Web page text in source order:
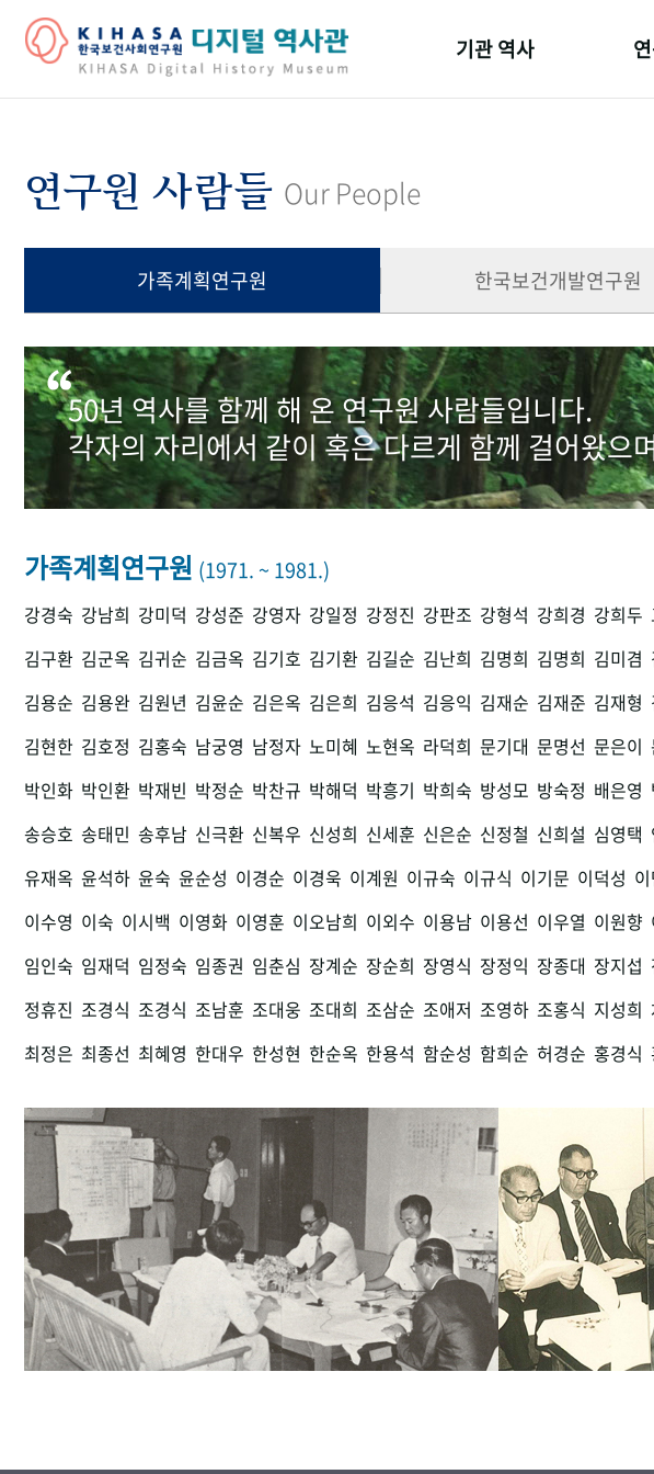
기관 역사
연구원 사람들 Our People
가족계획연구원 한국보건개발연구원
50년 역사를 함께 해 온 연구원 사람들입니다.
각자의 자리에서 같이 혹은 다르게 함께 걸어왔으
가족계획연구원 (1971. ~ 1981.)
강경숙 강남희 강미덕 강성준 강영자 강일정 강정진 강판조 강형석 강희경 강희두
김구환 김군옥 김귀순 김금옥 김기호 김기환 김길순 김난희 김명희 김명희 김미겸
김용순 김용완 김원년 김윤순 김은옥 김은희 김응석 김응익 김재순 김재준 김재형
김현한 김호정 김홍숙 남궁영 남정자 노미혜 노현옥 라덕희 문기대 문명선 문은이
박인화 박인환 박재빈 박정순 박찬규 박해덕 박흥기 박희숙 방성모 방숙정 배은영
송승호 송태민 송후남 신극환 신복우 신성희 신세훈 신은순 신정철 신희설 심영택
유재옥 윤석하 윤숙 윤순성 이경순 이경욱 이계원 이규숙 이규식 이기문 이덕성
이수영 이숙 이시백 이영화 이영훈 이오남희 이외수 이용남 이용선 이우열 이원향
임인숙 임재덕 임정숙 임종권 임춘심 장계순 장순희 장영식 장정익 장종대 장지섭
정휴진 조경식 조경식 조남훈 조대웅 조대희 조삼순 조애저 조영하 조홍식 지성희
최정은 최종선 최혜영 한대우 한성현 한순옥 한용석 함순성 함희순 허경순 홍경식